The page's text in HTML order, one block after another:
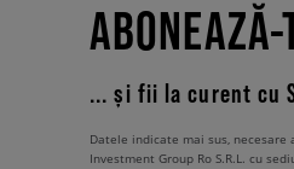
... și fii la curent cu
Datele indicate mai sus,
Investment Group Ro S.R.L. cu